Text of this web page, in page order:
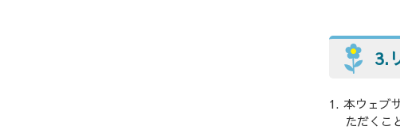
3.
本ウェブ
ただくこ